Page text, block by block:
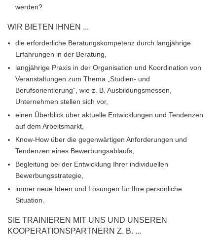
werden?
WIR BIETEN IHNEN ...
die erforderliche Beratungskompetenz durch langjährige
Erfahrungen in der Beratung,
langjährige Praxis in der Organisation und Koordination von
Veranstaltungen zum Thema „Studien- und
Berufsorientierung“, wie z. B. Ausbildungsmessen,
Unternehmen stellen sich vor,
einen Überblick über aktuelle Entwicklungen und Tendenzen
auf dem Arbeitsmarkt,
Know-How über die gegenwärtigen Anforderungen und
Tendenzen eines Bewerbungsablaufs,
Begleitung bei der Entwicklung Ihrer individuellen
Bewerbungsstrategie,
immer neue Ideen und Lösungen für Ihre persönliche
Situation.
SIE TRAINIEREN MIT UNS UND UNSEREN
KOOPERATIONSPARTNERN Z. B. ...